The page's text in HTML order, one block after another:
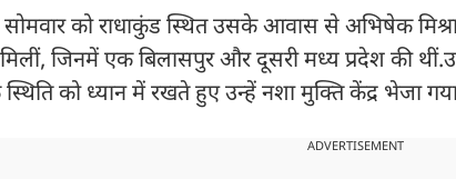
को राधाकुंड स्थित उसके आवास से अभिषेक
जिनमें एक बिलासपुर और दूसरी मध्य प्रदेश की
को ध्यान में रखते हुए उन्हें नशा मुक्ति केंद्र भेजा
ADVERTISEMENT